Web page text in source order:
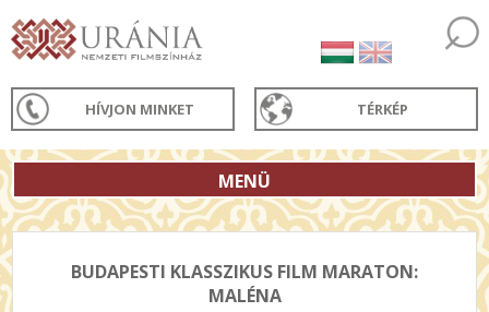
HÍVJON MINKET TÉRKÉP
MENÜ
BUDAPESTI KLASSZIKUS FILM MARATON:
MALÉNA